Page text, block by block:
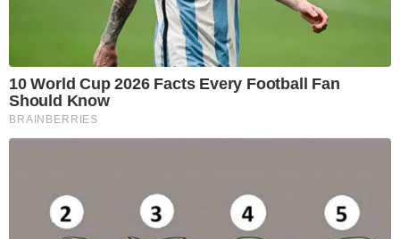
10 World Cup 2026 Facts Every Football Fan
Should Know
BRAINBERRIES